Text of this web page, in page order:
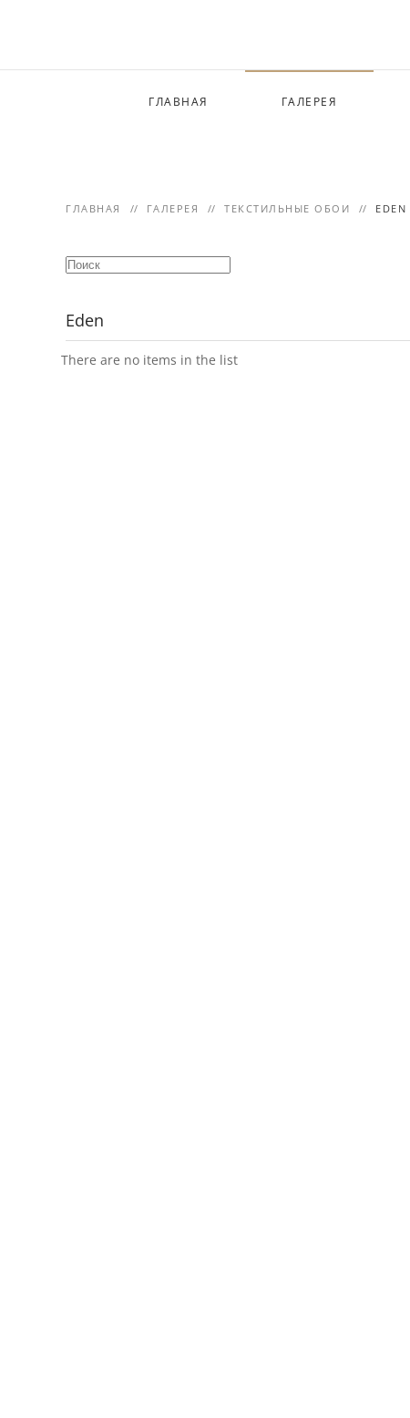
ГЛАВНАЯ ГАЛЕРЕЯ
ГЛАВНАЯ ГАЛЕРЕЯ ТЕКСТИЛЬНЫЕ ОБОИ EDEN
Eden
There are no items in the list